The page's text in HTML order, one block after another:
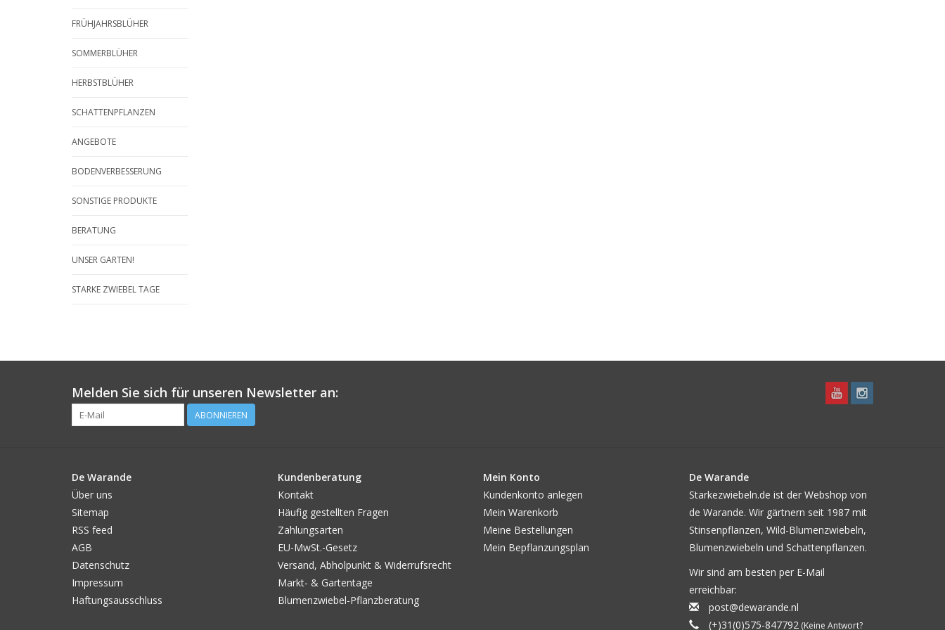
FRÜHJAHRSBLÜHER
SOMMERBLÜHER
HERBSTBLÜHER
SCHATTENPFLANZEN
ANGEBOTE
BODENVERBESSERUNG
SONSTIGE PRODUKTE
BERATUNG
UNSER GARTEN!
STARKE ZWIEBEL TAGE
Melden Sie sich für unseren Newsletter an:
ABONNIEREN
De Warande
Über uns
Sitemap
RSS feed
AGB
Datenschutz
Impressum
Haftungsausschluss
Kundenberatung
Kontakt
Häufig gestellten Fragen
Zahlungsarten
EU-MwSt.-Gesetz
Versand, Abholpunkt & Widerrufsrecht
Markt- & Gartentage
Blumenzwiebel-Pflanzberatung
Mein Konto
Kundenkonto anlegen
Mein Warenkorb
Meine Bestellungen
Mein Bepflanzungsplan
De Warande
Starkezwiebeln.de ist der Webshop von
de Warande. Wir gärtnern seit 1987 mit
Stinsenpflanzen, Wild-Blumenzwiebeln,
Blumenzwiebeln und Schattenpflanzen.
Wir sind am besten per E-Mail
erreichbar:
post@dewarande.nl
(+)31(0)575-847792(Keine Antwort?